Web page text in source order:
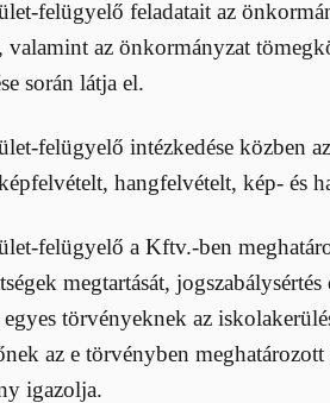
felügyelő feladatait az
valamint az önkormányzat
során látja el.
felügyelő intézkedése közben
hangfelvételt, kép- és
felügyelő a Kftv.-ben
megtartását,
törvényeknek az
az e törvényben
igazolja.